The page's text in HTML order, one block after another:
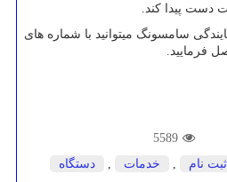
پیدا کند.
سامسونگ میتوانید با شماره های
فرمایید.
5589
ثبت نام خدمات دستگاه